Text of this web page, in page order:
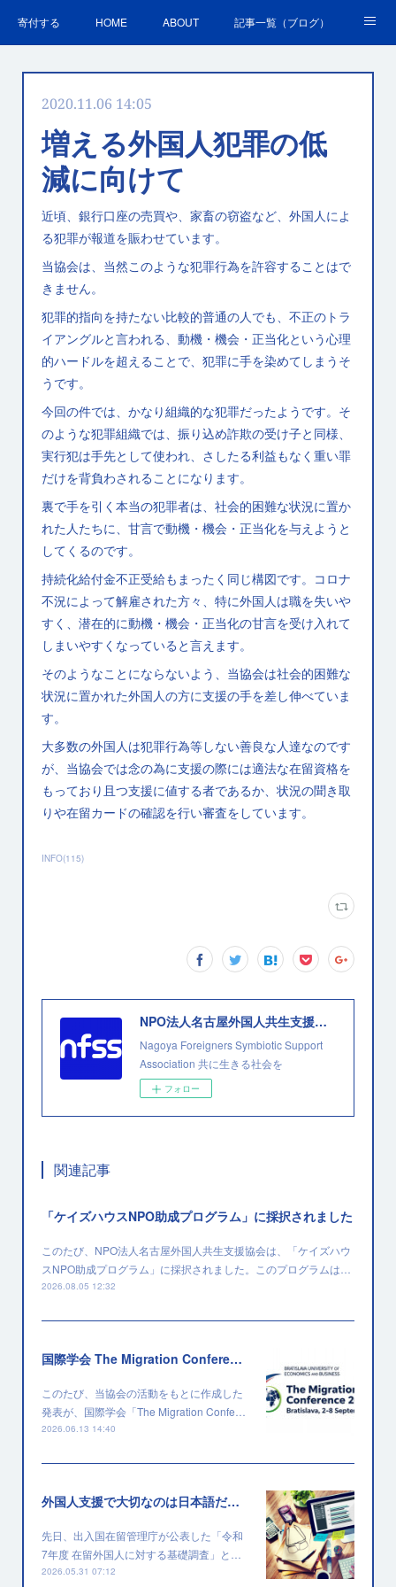
寄付する HOME ABOUT 記事一覧（ブログ）
ＳＤＧｓの取組 お問合せ
2020.11.06 14:05
増える外国人犯罪の低
減に向けて
近頃、銀行口座の売買や、家畜の窃盗など、外国人によ
る犯罪が報道を賑わせています。
当協会は、当然このような犯罪行為を許容することはで
きません。
犯罪的指向を持たない比較的普通の人でも、不正のトラ
イアングルと言われる、動機・機会・正当化という心理
的ハードルを超えることで、犯罪に手を染めてしまうそ
うです。
今回の件では、かなり組織的な犯罪だったようです。そ
のような犯罪組織では、振り込め詐欺の受け子と同様、
実行犯は手先として使われ、さしたる利益もなく重い罪
だけを背負わされることになります。
裏で手を引く本当の犯罪者は、社会的困難な状況に置か
れた人たちに、甘言で動機・機会・正当化を与えようと
してくるのです。
持続化給付金不正受給もまったく同じ構図です。コロナ
不況によって解雇された方々、特に外国人は職を失いや
すく、潜在的に動機・機会・正当化の甘言を受け入れて
しまいやすくなっていると言えます。
そのようなことにならないよう、当協会は社会的困難な
状況に置かれた外国人の方に支援の手を差し伸べていま
す。
大多数の外国人は犯罪行為等しない善良な人達なのです
が、当協会では念の為に支援の際には適法な在留資格を
もっており且つ支援に値する者であるか、状況の聞き取
りや在留カードの確認を行い審査をしています。
INFO(115)
NPO法人名古屋外国人共生支援協会
Nagoya Foreigners Symbiotic Support
Association 共に生きる社会を
フォロー
関連記事
「ケイズハウスNPO助成プログラム」に採択されました
このたび、NPO法人名古屋外国人共生支援協会は、「ケイズハウ
スNPO助成プログラム」に採択されました。このプログラムは…
2026.08.05 12:32
国際学会 The Migration Conference 2026 に採択されました
このたび、当協会の活動をもとに作成した
発表が、国際学会「The Migration Confe…
2026.06.13 14:40
外国人支援で大切なのは日本語だけではない
先日、出入国在留管理庁が公表した「令和
7年度 在留外国人に対する基礎調査」と…
2026.05.31 07:12